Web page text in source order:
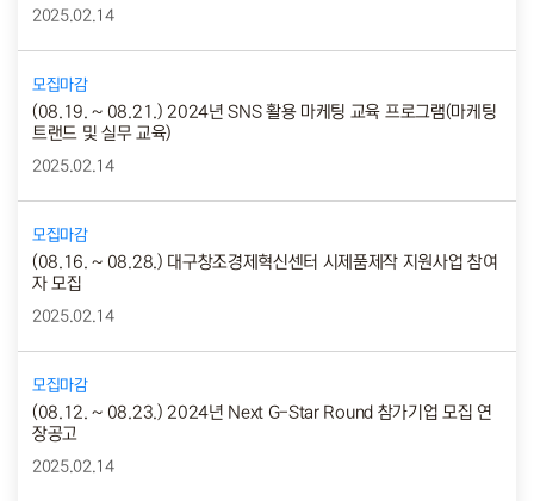
2025.02.14
모집마감
(08.19. ~ 08.21.) 2024년 SNS 활용 마케팅 교육 프로그램(마케팅
트랜드 및 실무 교육)
2025.02.14
모집마감
(08.16. ~ 08.28.) 대구창조경제혁신센터 시제품제작 지원사업 참여
자 모집
2025.02.14
모집마감
(08.12. ~ 08.23.) 2024년 Next G-Star Round 참가기업 모집 연
장공고
2025.02.14